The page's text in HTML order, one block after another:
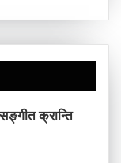
क्रान्ति